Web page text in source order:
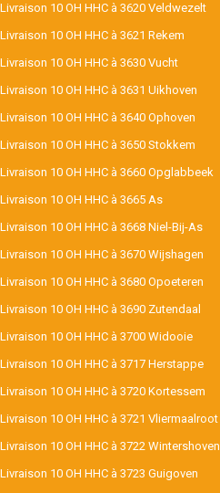
Livraison 10 OH HHC à 3620 Veldwezelt
Livraison 10 OH HHC à 3621 Rekem
Livraison 10 OH HHC à 3630 Vucht
Livraison 10 OH HHC à 3631 Uikhoven
Livraison 10 OH HHC à 3640 Ophoven
Livraison 10 OH HHC à 3650 Stokkem
Livraison 10 OH HHC à 3660 Opglabbeek
Livraison 10 OH HHC à 3665 As
Livraison 10 OH HHC à 3668 Niel-Bij-As
Livraison 10 OH HHC à 3670 Wijshagen
Livraison 10 OH HHC à 3680 Opoeteren
Livraison 10 OH HHC à 3690 Zutendaal
Livraison 10 OH HHC à 3700 Widooie
Livraison 10 OH HHC à 3717 Herstappe
Livraison 10 OH HHC à 3720 Kortessem
Livraison 10 OH HHC à 3721 Vliermaalroot
Livraison 10 OH HHC à 3722 Wintershoven
Livraison 10 OH HHC à 3723 Guigoven